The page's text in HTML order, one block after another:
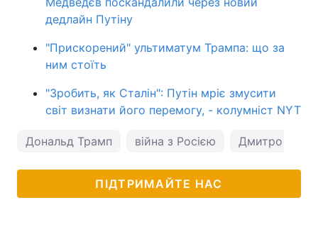
дедлайн Путіну
"Прискорений" ультиматум Трампа: що за
ним стоїть
"Зробить, як Сталін": Путін мріє змусити
світ визнати його перемогу, - колумніст NYT
Дональд Трамп війна з Росією Дмитро
ПІДТРИМАЙТЕ НАС